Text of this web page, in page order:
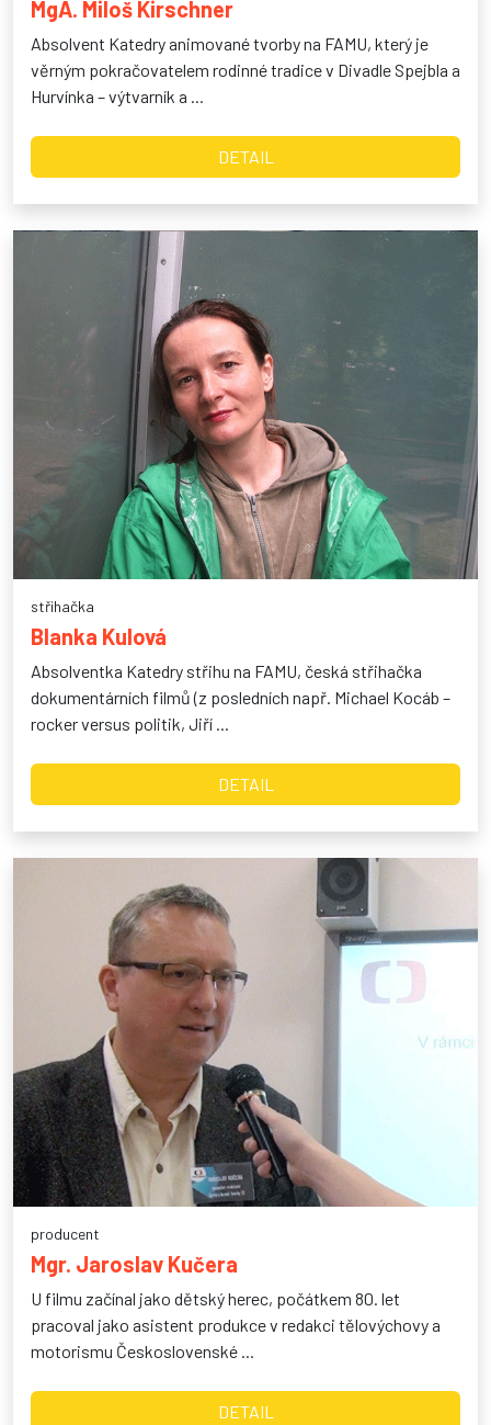
MgA. Miloš Kirschner
Absolvent Katedry animované tvorby na FAMU, který je
věrným pokračovatelem rodinné tradice v Divadle Spejbla a
Hurvínka – výtvarník a ...
DETAIL
střihačka
Blanka Kulová
Absolventka Katedry střihu na FAMU, česká střihačka
dokumentárních filmů (z posledních např. Michael Kocáb –
rocker versus politik, Jiří ...
DETAIL
producent
Mgr. Jaroslav Kučera
U filmu začínal jako dětský herec, počátkem 80. let
pracoval jako asistent produkce v redakci tělovýchovy a
motorismu Československé ...
DETAIL